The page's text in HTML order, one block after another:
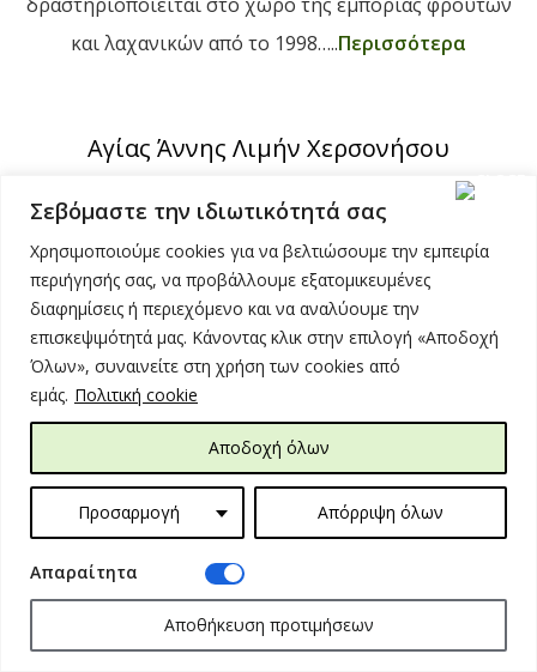
Σεβόμαστε την ιδιωτικότητά σας
Χρησιμοποιούμε cookies για να βελτιώσουμε την εμπειρία
περιήγησής σας, να προβάλλουμε εξατομικευμένες
διαφημίσεις ή περιεχόμενο και να αναλύουμε την
επισκεψιμότητά μας. Κάνοντας κλικ στην επιλογή «Αποδοχή
Όλων», συναινείτε στη χρήση των cookies από
εμάς. Πολιτική cookie
Προσαρμογή Απόρριψη όλων
Αποδοχή όλων
Aπαραίτητα
Αποθήκευση προτιμήσεων
και λαχανικών από το 1998…..Περισσότερα
Αγίας Άννης Λιμήν Χερσονήσου
+30 2897025860
Διαθεσιμότητα
Τρόποι Πληρωμής
Προσωπικά Δεδομένα
Συνταγές